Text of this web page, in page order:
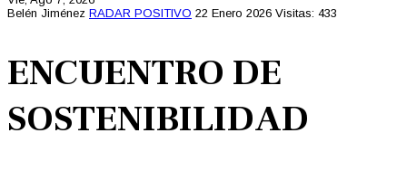
Belén Jiménez RADAR POSITIVO 22 Enero 2026 Visitas: 433
ENCUENTRO DE
SOSTENIBILIDAD